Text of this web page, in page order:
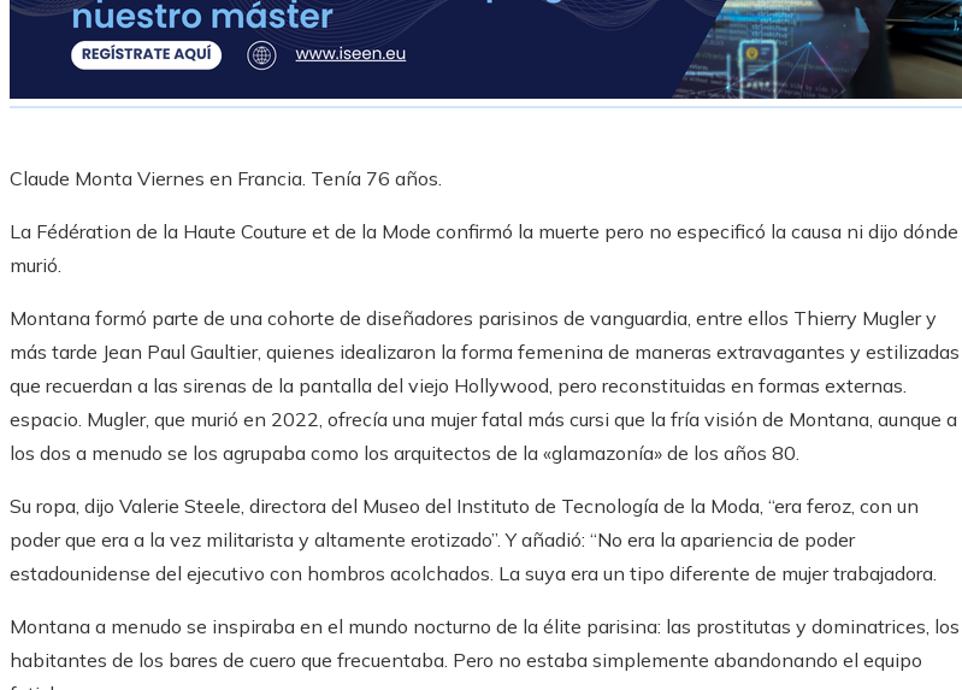
Claude Monta Viernes en Francia. Tenía 76 años.
La Fédération de la Haute Couture et de la Mode confirmó la muerte pero no especificó la causa ni dijo dónde
murió.
Montana formó parte de una cohorte de diseñadores parisinos de vanguardia, entre ellos Thierry Mugler y
más tarde Jean Paul Gaultier, quienes idealizaron la forma femenina de maneras extravagantes y estilizadas
que recuerdan a las sirenas de la pantalla del viejo Hollywood, pero reconstituidas en formas externas.
espacio. Mugler, que murió en 2022, ofrecía una mujer fatal más cursi que la fría visión de Montana, aunque a
los dos a menudo se los agrupaba como los arquitectos de la «glamazonía» de los años 80.
Su ropa, dijo Valerie Steele, directora del Museo del Instituto de Tecnología de la Moda, “era feroz, con un
poder que era a la vez militarista y altamente erotizado”. Y añadió: “No era la apariencia de poder
estadounidense del ejecutivo con hombros acolchados. La suya era un tipo diferente de mujer trabajadora.
Montana a menudo se inspiraba en el mundo nocturno de la élite parisina: las prostitutas y dominatrices, los
habitantes de los bares de cuero que frecuentaba. Pero no estaba simplemente abandonando el equipo